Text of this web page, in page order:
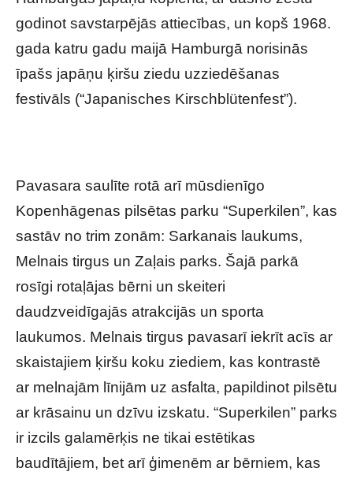
godinot savstarpējās attiecības, un kopš 1968.
gada katru gadu maijā Hamburgā norisinās
īpašs japāņu ķiršu ziedu uzziedēšanas
festivāls (“Japanisches Kirschblütenfest”).
Pavasara saulīte rotā arī mūsdienīgo
Kopenhāgenas pilsētas parku “Superkilen”, kas
sastāv no trim zonām: Sarkanais laukums,
Melnais tirgus un Zaļais parks. Šajā parkā
rosīgi rotaļājas bērni un skeiteri
daudzveidīgajās atrakcijās un sporta
laukumos. Melnais tirgus pavasarī iekrīt acīs ar
skaistajiem ķiršu koku ziediem, kas kontrastē
ar melnajām līnijām uz asfalta, papildinot pilsētu
ar krāsainu un dzīvu izskatu. “Superkilen” parks
ir izcils galamērķis ne tikai estētikas
baudītājiem, bet arī ģimenēm ar bērniem, kas